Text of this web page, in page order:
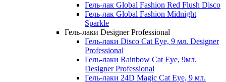
Гель-лак Global Fashion Red Flush Disco
Гель-лак Global Fashion Midnight
Sparkle
Гель-лаки Designer Professional
Гель-лаки Disco Cat Eye, 9 мл. Designer
Professional
Гель-лаки Rainbow Cat Eye, 9мл.
Designer Professional
Гель-лаки 24D Magic Cat Eye, 9 мл.